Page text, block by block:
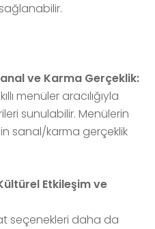
ve Karma Gerçeklik:
menüler aracılığıyla
sunulabilir. Menülerin
sanal/karma gerçeklik
Etkileşim ve
seçenekleri daha da